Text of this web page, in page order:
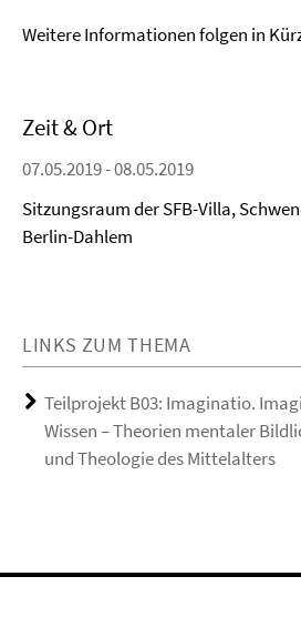
Weitere Informationen folgen in
Zeit & Ort
07.05.2019 - 08.05.2019
Sitzungsraum der SFB-Villa,
Berlin-Dahlem
LINKS ZUM THEMA
Teilprojekt B03: Imaginatio.
Wissen – Theorien mentaler
und Theologie des Mittelalters